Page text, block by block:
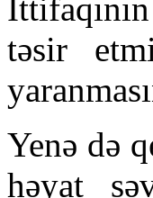
təsir
Yenə də
həyat